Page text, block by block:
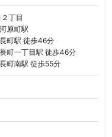
丁目
原町駅
町駅 徒歩46分
町一丁目駅 徒歩46分
町南駅 徒歩55分